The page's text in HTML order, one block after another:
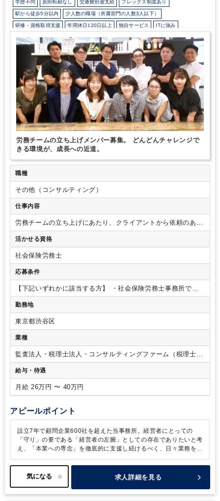
学歴不問 原則転勤なし 交通費別途支給 フレックス制度あり
駅から徒歩5分以内 少人数の職場（所属部門の人数3人以下）
研修・資格取得支援 年間休日120日以上 独自サービス ITに強み
労務チームの立ち上げメンバー募集。 どんどんチャレンジで
きる環境が、成長への近道。
職種
その他（コンサルティング）
仕事内容
労務チームの立ち上げにあたり、クライアントから依頼のある
労務相談や手続き関係、給与計算等をお任せします。・社会
保険労務士業務
与計算業務 ・人事・労務に関する各種相談
ィング・就業規則作成
と など
ご希望により、キャリアプランや働き方など、柔軟に検討・対
応いたします。将来的には会計・税務へチャレンジしたり、数
字に強い社労士を目指したりすることも可能です。
活かせる資格
社会保険労務士
応募条件
【下記いずれかに該当する方】
・社会保険労務士事務所での
就業経験をお持ちの方・会計事務所での労務業務の経験をお
持ちの方
勤務地
東京都渋谷区
業種
監査法人・税理士法人・コンサルティングファーム（税理士法
人）
給与・待遇
月給 26万円 〜 40万円
アピールポイント
設立7年で顧問企業600社を超えた当事務所。経営者にとっての
「守り」の要である「経営者の左腕」としての存在でありたいと考
え、「本業への専念」を徹底的に支援し続けるべく、日々業務を行
ップで提供できること。会計・税務にとどまらず､会社設立､資金
調達､コンサルティングにいたるまで、経営者のあらゆる悩みやニ
ています。 「年齢が若いから挑戦できない」「経験がないから任
求人詳細を見る